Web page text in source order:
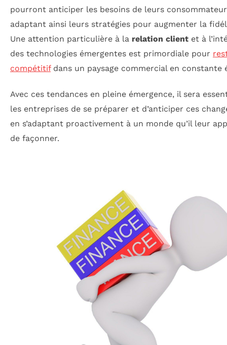
pourront anticiper les besoins de leurs
adaptant ainsi leurs stratégies pour augmenter la
Une attention particulière à la relation client et à
des technologies émergentes est primordiale pour
compétitifdans un paysage commercial en constante
Avec ces tendances en pleine émergence, il sera
les entreprises de se préparer et d’anticiper ces
en s’adaptant proactivement à un monde qu’il leur
de façonner.